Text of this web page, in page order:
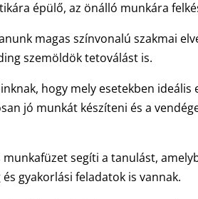
épülő, az önálló munkára
magas színvonalú szakmai
szemöldök tetoválást is.
hogy mely esetekben ideális
jó munkát készíteni és a
munkafüzet segíti a tanulást,
gyakorlási feladatok is vannak.